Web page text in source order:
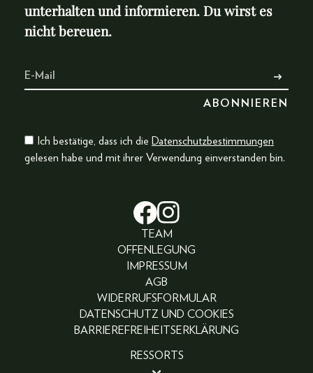
unterhalten und informieren. Du wirst es
nicht bereuen.
Ich bestätige, dass ich die Datenschutzbestimmungen
gelesen habe und mit ihrer Verwendung einverstanden bin.
TEAM
OFFENLEGUNG
IMPRESSUM
AGB
WIDERRUFSFORMULAR
DATENSCHUTZ UND COOKIES
BARRIEREFREIHEITSERKLÄRUNG
RESSORTS